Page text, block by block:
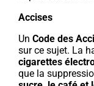
Accises
Un Code des
sur ce sujet. La
cigarettes
que la